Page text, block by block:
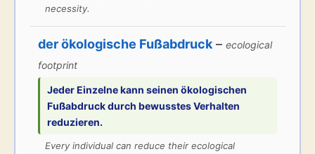
necessity.
der ökologische Fußabdruck – ecological
footprint
Jeder Einzelne kann seinen ökologischen
Fußabdruckdurch bewusstes Verhalten
reduzieren.
Every individual can reduce their ecological